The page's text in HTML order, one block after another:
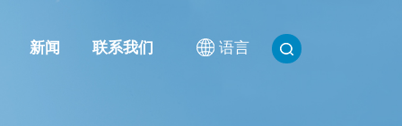
新闻 联系我们 语言